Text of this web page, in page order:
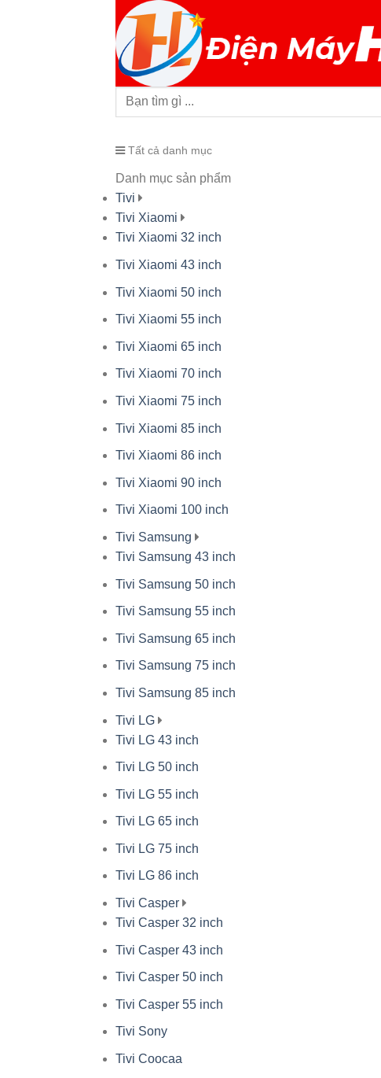
Tất cả danh mục
Danh mục sản phẩm
Tivi
Tivi Xiaomi
Tivi Xiaomi 32 inch
Tivi Xiaomi 43 inch
Tivi Xiaomi 50 inch
Tivi Xiaomi 55 inch
Tivi Xiaomi 65 inch
Tivi Xiaomi 70 inch
Tivi Xiaomi 75 inch
Tivi Xiaomi 85 inch
Tivi Xiaomi 86 inch
Tivi Xiaomi 90 inch
Tivi Xiaomi 100 inch
Tivi Samsung
Tivi Samsung 43 inch
Tivi Samsung 50 inch
Tivi Samsung 55 inch
Tivi Samsung 65 inch
Tivi Samsung 75 inch
Tivi Samsung 85 inch
Tivi LG
Tivi LG 43 inch
Tivi LG 50 inch
Tivi LG 55 inch
Tivi LG 65 inch
Tivi LG 75 inch
Tivi LG 86 inch
Tivi Casper
Tivi Casper 32 inch
Tivi Casper 43 inch
Tivi Casper 50 inch
Tivi Casper 55 inch
Tivi Sony
Tivi Coocaa